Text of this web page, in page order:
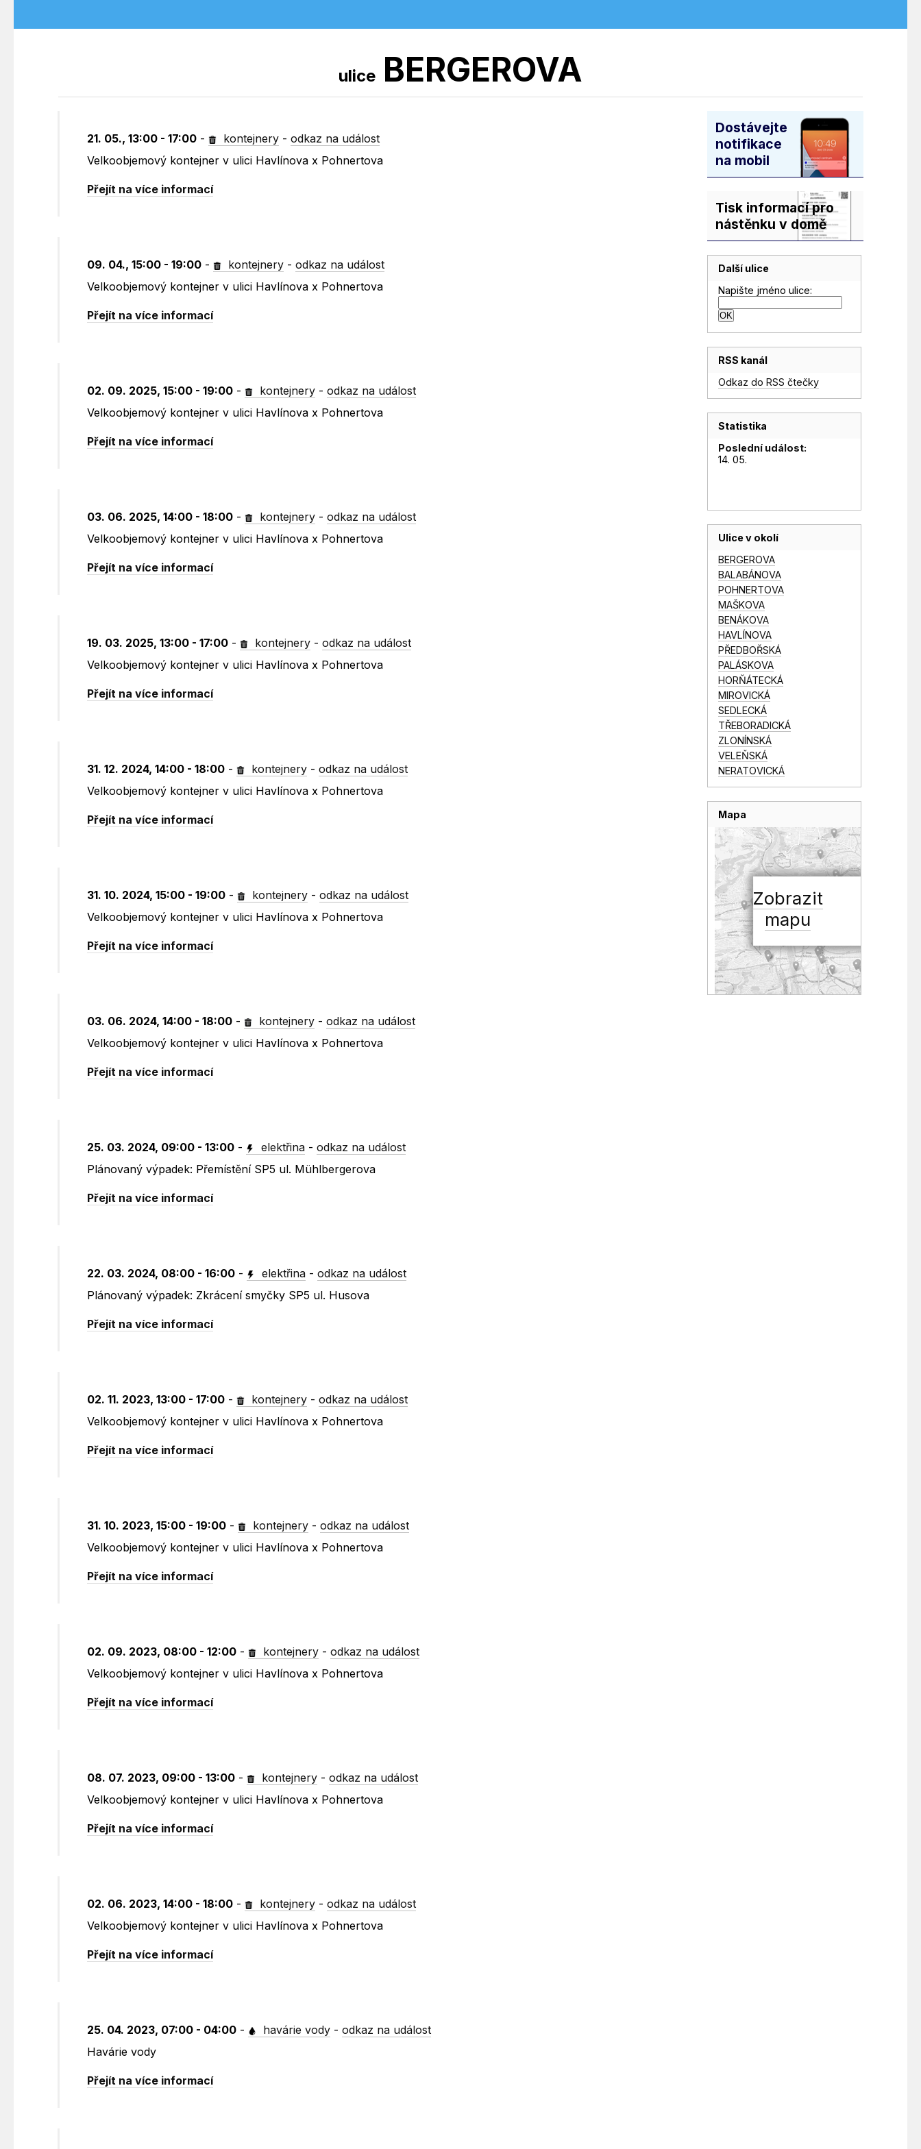
ulice BERGEROVA
21. 05., 13:00 - 17:00 - kontejnery -odkaz na událost
Velkoobjemový kontejner v ulici Havlínova x Pohnertova
Přejít na více informací
09. 04., 15:00 - 19:00 - kontejnery -odkaz na událost
Velkoobjemový kontejner v ulici Havlínova x Pohnertova
Přejít na více informací
02. 09. 2025, 15:00 - 19:00 - kontejnery -odkaz na událost
Velkoobjemový kontejner v ulici Havlínova x Pohnertova
Přejít na více informací
03. 06. 2025, 14:00 - 18:00 - kontejnery -odkaz na událost
Velkoobjemový kontejner v ulici Havlínova x Pohnertova
Přejít na více informací
19. 03. 2025, 13:00 - 17:00 - kontejnery -odkaz na událost
Velkoobjemový kontejner v ulici Havlínova x Pohnertova
Přejít na více informací
31. 12. 2024, 14:00 - 18:00 - kontejnery -odkaz na událost
Velkoobjemový kontejner v ulici Havlínova x Pohnertova
Přejít na více informací
31. 10. 2024, 15:00 - 19:00 - kontejnery -odkaz na událost
Velkoobjemový kontejner v ulici Havlínova x Pohnertova
Přejít na více informací
03. 06. 2024, 14:00 - 18:00 - kontejnery -odkaz na událost
Velkoobjemový kontejner v ulici Havlínova x Pohnertova
Přejít na více informací
25. 03. 2024, 09:00 - 13:00 - elektřina -odkaz na událost
Plánovaný výpadek: Přemístění SP5 ul. Mühlbergerova
Přejít na více informací
22. 03. 2024, 08:00 - 16:00 - elektřina -odkaz na událost
Plánovaný výpadek: Zkrácení smyčky SP5 ul. Husova
Přejít na více informací
02. 11. 2023, 13:00 - 17:00 - kontejnery -odkaz na událost
Velkoobjemový kontejner v ulici Havlínova x Pohnertova
Přejít na více informací
31. 10. 2023, 15:00 - 19:00 - kontejnery -odkaz na událost
Velkoobjemový kontejner v ulici Havlínova x Pohnertova
Přejít na více informací
02. 09. 2023, 08:00 - 12:00 - kontejnery -odkaz na událost
Velkoobjemový kontejner v ulici Havlínova x Pohnertova
Přejít na více informací
08. 07. 2023, 09:00 - 13:00 - kontejnery -odkaz na událost
Velkoobjemový kontejner v ulici Havlínova x Pohnertova
Přejít na více informací
02. 06. 2023, 14:00 - 18:00 - kontejnery -odkaz na událost
Velkoobjemový kontejner v ulici Havlínova x Pohnertova
Přejít na více informací
25. 04. 2023, 07:00 - 04:00 - havárie vody -odkaz na událost
Havárie vody
Přejít na více informací
Dostávejte
notifikace
na mobil
Tisk informací pro
nástěnku v domě
Další ulice
Napište jméno ulice:
RSS kanál
Odkaz do RSS čtečky
Statistika
Poslední událost:
14. 05.
Ulice v okolí
BERGEROVA
BALABÁNOVA
POHNERTOVA
MAŠKOVA
BENÁKOVA
HAVLÍNOVA
PŘEDBOŘSKÁ
PALÁSKOVA
HORŇÁTECKÁ
MIROVICKÁ
SEDLECKÁ
TŘEBORADICKÁ
ZLONÍNSKÁ
VELEŇSKÁ
NERATOVICKÁ
Mapa
Zobrazit
mapu